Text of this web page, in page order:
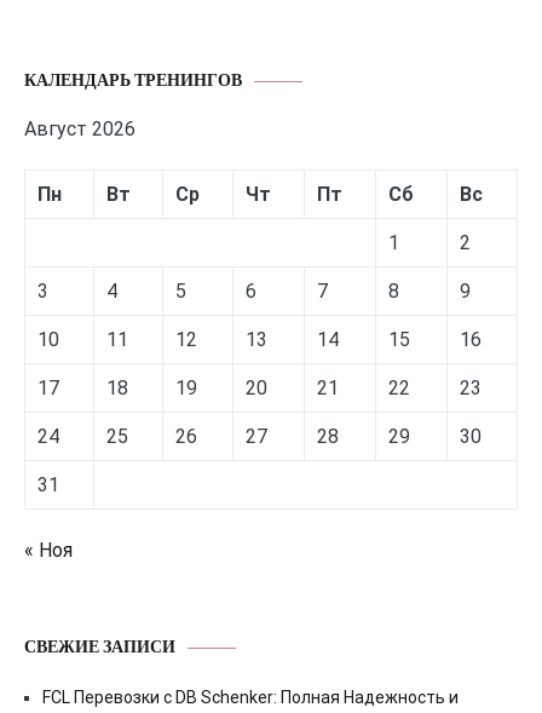
КАЛЕНДАРЬ ТРЕНИНГОВ
Август 2026
Пн Вт Ср Чт Пт Сб Вс
1 2
3 4 5 6 7 8 9
10 11 12 13 14 15 16
17 18 19 20 21 22 23
24 25 26 27 28 29 30
31
« Ноя
СВЕЖИЕ ЗАПИСИ
FCL Перевозки с DB Schenker: Полная Надежность и